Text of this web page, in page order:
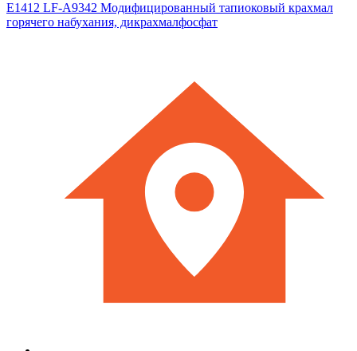
Е1412 LF-A9342 Модифицированный тапиоковый крахмал
горячего набухания, дикрахмалфосфат